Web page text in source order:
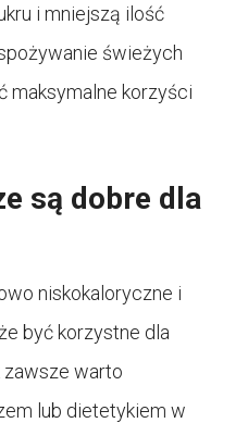
i mniejszą ilość
świeżych
maksymalne korzyści
są dobre dla
niskokaloryczne i
być korzystne dla
zawsze warto
lub dietetykiem w